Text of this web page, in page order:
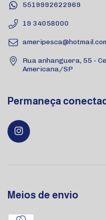
5519992622969
19 34058000
Rua anhanguera, 55 -
Americana/SP
Permaneça
Meios de envio